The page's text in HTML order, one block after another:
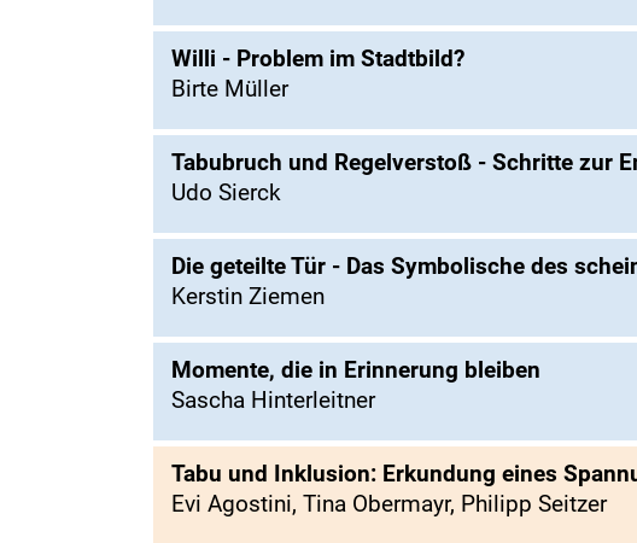
Willi - Problem im Stadtbild?
Birte Müller
Tabubruch und Regelverstoß - Schritte zur
Udo Sierck
Die geteilte Tür - Das Symbolische des
Kerstin Ziemen
Momente, die in Erinnerung bleiben
Sascha Hinterleitner
Tabu und Inklusion: Erkundung eines
Evi Agostini, Tina Obermayr, Philipp Seitzer